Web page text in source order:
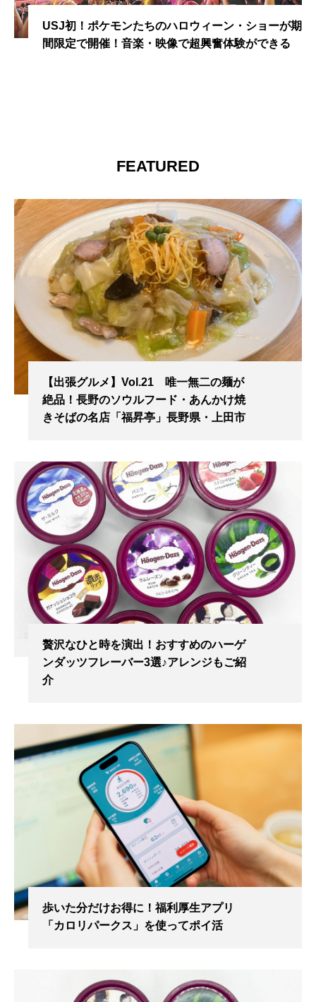
USJ初！ポケモンたちのハロウィーン・ショーが期
間限定で開催！音楽・映像で超興奮体験ができる
FEATURED
【出張グルメ】Vol.21 唯一無二の麺が
絶品！長野のソウルフード・あんかけ焼
きそばの名店「福昇亭」長野県・上田市
贅沢なひと時を演出！おすすめのハーゲ
ンダッツフレーバー3選♪アレンジもご紹
介
歩いた分だけお得に！福利厚生アプリ
「カロリパークス」を使ってポイ活